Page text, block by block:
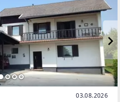
03.08.2026